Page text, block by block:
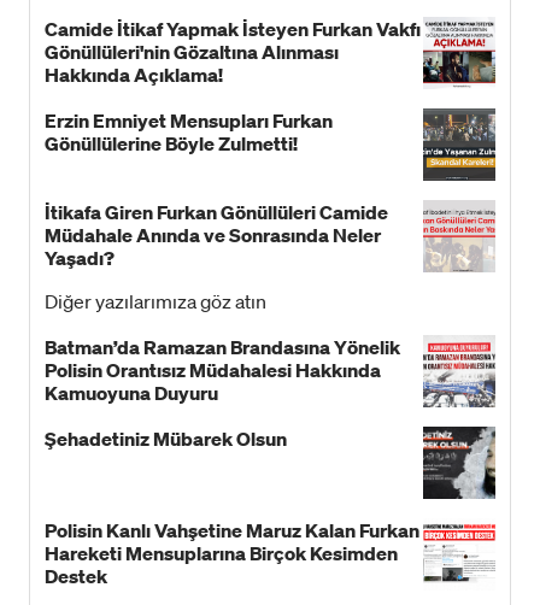
Camide İtikaf Yapmak İsteyen Furkan Vakfı
Gönüllüleri'nin Gözaltına Alınması
Hakkında Açıklama!
Erzin Emniyet Mensupları Furkan
Gönüllülerine Böyle Zulmetti!
İtikafa Giren Furkan Gönüllüleri Camide
Müdahale Anında ve Sonrasında Neler
Yaşadı?
Diğer yazılarımıza göz atın
Batman’da Ramazan Brandasına Yönelik
Polisin Orantısız Müdahalesi Hakkında
Kamuoyuna Duyuru
Şehadetiniz Mübarek Olsun
Polisin Kanlı Vahşetine Maruz Kalan Furkan
Hareketi Mensuplarına Birçok Kesimden
Destek